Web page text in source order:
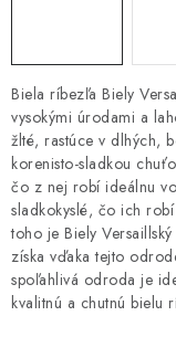
Biela ríbezľa Biely
vysokými úrodami a
žlté, rastúce v dlhých,
korenisto-sladkou
čo z nej robí ideálnu
sladkokyslé, čo ich
toho je Biely
získa vďaka tejto
spoľahlivá odroda je
kvalitnú a chutnú bielu